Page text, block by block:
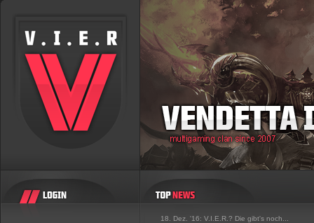
18. Dez. '16: V.I.E.R.? Die gibt's noch...